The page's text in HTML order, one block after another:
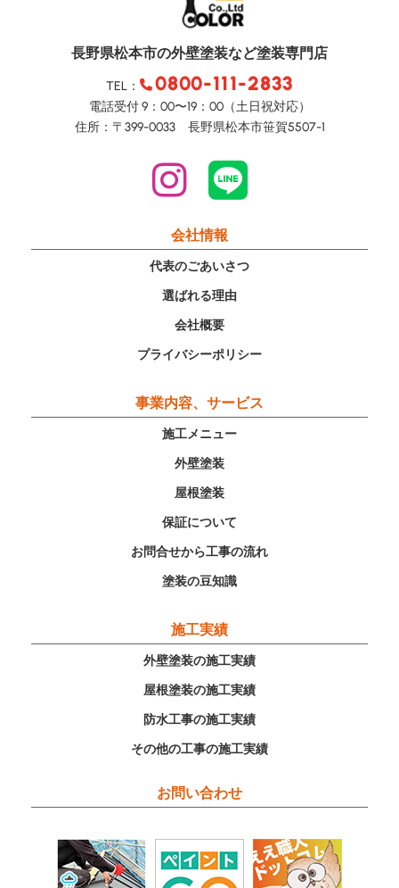
長野県松本市の外壁塗装など塗装専門店
TEL： 0800-111-2833
電話受付 9：00〜19：00（土日祝対応）
住所：〒399-0033 長野県松本市笹賀5507-1
会社情報
代表のごあいさつ
選ばれる理由
会社概要
プライバシーポリシー
事業内容、サービス
施工メニュー
外壁塗装
屋根塗装
保証について
お問合せから工事の流れ
塗装の豆知識
施工実績
外壁塗装の施工実績
屋根塗装の施工実績
防水工事の施工実績
その他の工事の施工実績
お問い合わせ